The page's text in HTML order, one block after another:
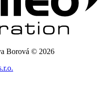
Borová © 2026